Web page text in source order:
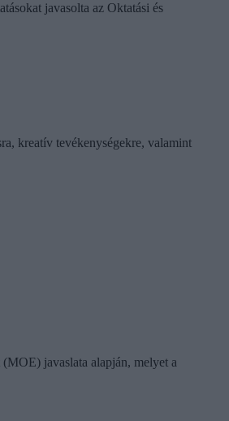
javasolta az Oktatási és
kreatív tevékenységekre, valamint
javaslata alapján, melyet a